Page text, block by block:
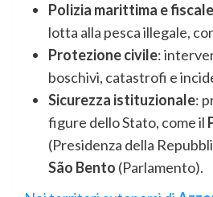
Polizia marittima e fiscale
lotta alla pesca illegale,
Protezione civile:
boschivi, catastrofi e
Sicurezza istituzionale:
figure dello Stato, come il
(Presidenza della
São Bento (Parlamento).